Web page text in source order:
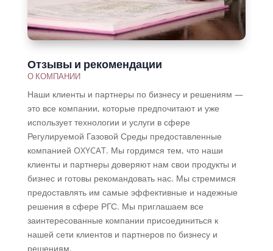
Отзывы и рекомендации
О КОМПАНИИ
Наши клиенты и партнеры по бизнесу и решениям —
это все компании, которые предпочитают и уже
использует технологии и услуги в сфере
Регулируемой Газовой Среды предоставленные
компанией OXYCAT. Мы гордимся тем, что наши
клиенты и партнеры доверяют нам свои продукты и
бизнес и готовы рекомандовать нас. Мы стремимся
предоставлять им самые эффективные и надежные
решения в сфере РГС. Мы приглашаем все
заинтересованные компании присоединиться к
нашей сети клиентов и партнеров по бизнесу и
решениям.